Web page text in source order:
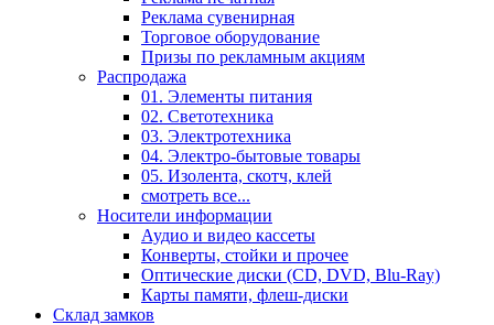
Реклама сувенирная
Торговое оборудование
Призы по рекламным акциям
Распродажа
01. Элементы питания
02. Светотехника
03. Электротехника
04. Электро-бытовые товары
05. Изолента, скотч, клей
смотреть все...
Носители информации
Аудио и видео кассеты
Конверты, стойки и прочее
Оптические диски (CD, DVD, Blu-Ray)
Карты памяти, флеш-диски
Склад замков